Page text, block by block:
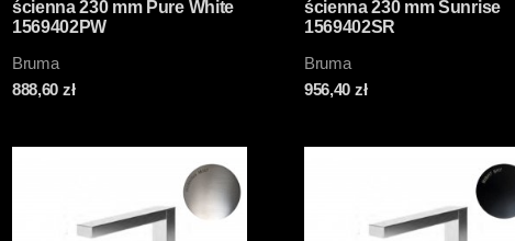
ścienna 230 mm Pure White
1569402PW
Bruma
888,60 zł
ścienna 230 mm Sunrise
1569402SR
Bruma
956,40 zł